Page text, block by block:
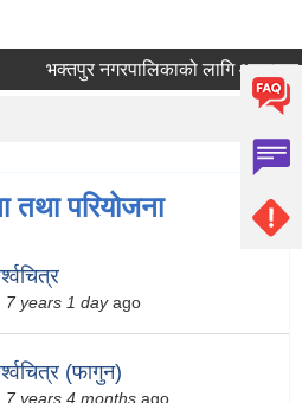
भक्तपुर नगरपालिकाको लागि आवश्यक
तथा परियोजना
7 years 1 dayago
(फागुन)
7 years 4 months ago